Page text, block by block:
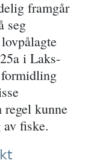
framgår
seg
i Laks-
regel kunne
fiske.